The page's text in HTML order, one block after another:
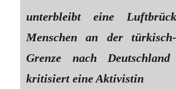
unterbleibt eine
Menschen an der türkisch-
Grenze nach
kritisiert eine Aktivistin